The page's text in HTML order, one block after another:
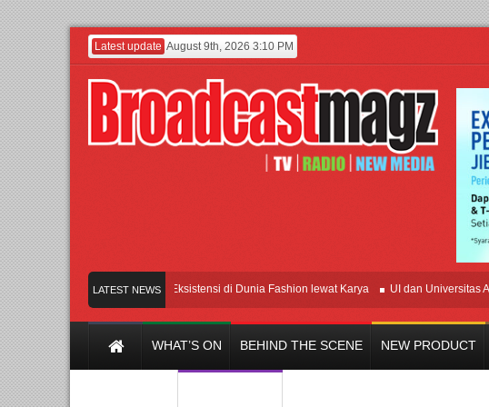
Latest update August 9th, 2026 3:10 PM
LATEST NEWS
Ivylen: 26 Tahun Jaga Eksistensi di Dunia Fashion lewat Karya UI dan Universitas Agung
WHAT’S ON BEHIND THE SCENE NEW PRODUCT